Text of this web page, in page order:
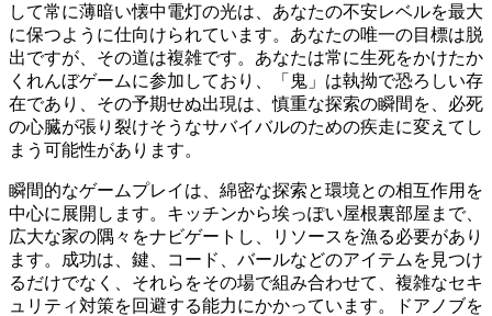
して常に薄暗い懐中電灯の光は、あなたの不安レベルを最大
に保つように仕向けられています。あなたの唯一の目標は脱
出ですが、その道は複雑です。あなたは常に生死をかけたか
くれんぼゲームに参加しており、「鬼」は執拗で恐ろしい存
在であり、その予期せぬ出現は、慎重な探索の瞬間を、必死
の心臓が張り裂けそうなサバイバルのための疾走に変えてし
まう可能性があります。
瞬間的なゲームプレイは、綿密な探索と環境との相互作用を
中心に展開します。キッチンから埃っぽい屋根裏部屋まで、
広大な家の隅々をナビゲートし、リソースを漁る必要があり
ます。成功は、鍵、コード、バールなどのアイテムを見つけ
るだけでなく、それらをその場で組み合わせて、複雑なセキ
ュリティ対策を回避する能力にかかっています。ドアノブを